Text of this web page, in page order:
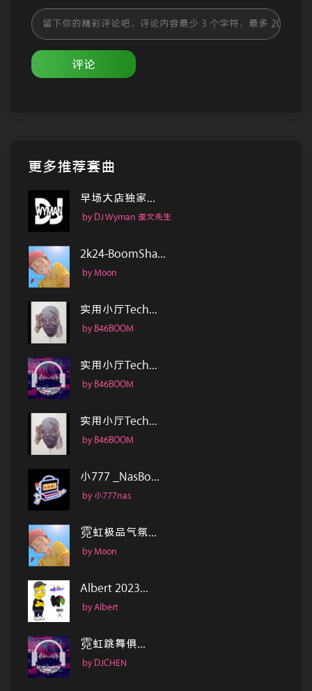
评论
更多推荐套曲
早场大店独家...
by DJ Wyman 歪文先生
2k24-BoomSha...
by Moon
实用小厅Tech...
by B46BOOM
实用小厅Tech...
by B46BOOM
实用小厅Tech...
by B46BOOM
小777 _NasBo...
by 小777nas
霓虹极品气氛...
by Moon
Albert 2023...
by Albert
霓虹跳舞俱...
by DJCHEN